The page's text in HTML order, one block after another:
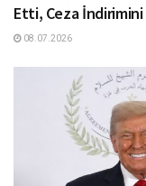
Etti, Ceza İndirimini
08.07.2026